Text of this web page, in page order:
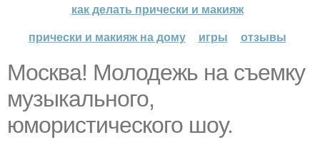
как делать прически и макияж
прически и макияж на дому
игры отзывы
Москва! Молодежь на съемку
музыкального,
юмористического шоу.